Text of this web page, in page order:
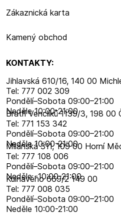
Zákaznická karta
Kamený obchod
KONTAKTY:
Jihlavská 610/16, 140 00
Tel: 777 002 309
Pondělí–​Sobota 09:00–​21:00
Neděle 10:00-21:00
Bratří Venclíků 1139/3, 198 00
Tel: 771 153 342
Pondělí–​Sobota 09:00–​21:00
Neděle 10:00-21:00
Milánská 311, 109 00 Horní
Tel: 777 108 006
Pondělí–​Sobota 09:00–​21:00
Neděle -10:00-21:00
Kulhavého 669/2 149 00
Tel: 777 008 035
Pondělí–​Sobota 09:00–​21:00
Neděle 10:00-21:00